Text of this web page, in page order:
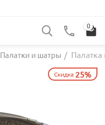
0
Палатки и шатры / Палатка
Скидка 25%